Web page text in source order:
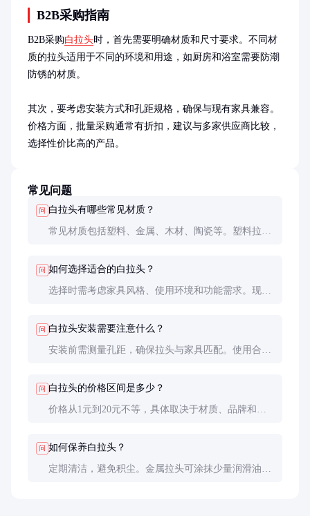
B2B采购指南
B2B采购白拉头时，首先需要明确材质和尺寸要求。不同材
质的拉头适用于不同的环境和用途，如厨房和浴室需要防潮
防锈的材质。
其次，要考虑安装方式和孔距规格，确保与现有家具兼容。
价格方面，批量采购通常有折扣，建议与多家供应商比较，
选择性价比高的产品。
常见问题
问 白拉头有哪些常见材质？
常见材质包括塑料、金属、木材、陶瓷等。塑料拉头
问 如何选择适合的白拉头？
选择时需考虑家具风格、使用环境和功能需求。现代
问 白拉头安装需要注意什么？
安装前需测量孔距，确保拉头与家具匹配。使用合适
问 白拉头的价格区间是多少？
价格从1元到20元不等，具体取决于材质、品牌和设
问 如何保养白拉头？
定期清洁，避免积尘。金属拉头可涂抹少量润滑油防